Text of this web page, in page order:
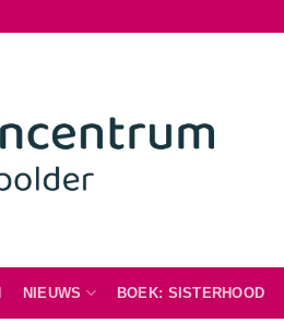
NIEUWS BOEK: SISTERHOOD